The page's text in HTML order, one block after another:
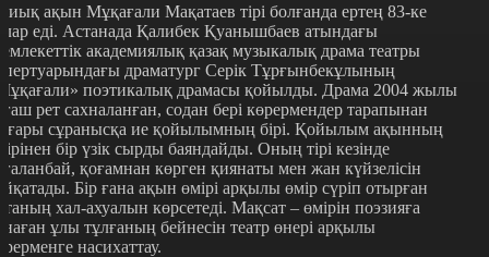
ақын Мұқағали Мақатаев тірі болғанда ертең 83-ке
еді. Астанада Қалибек Қуанышбаев атындағы
академиялық қазақ музыкалық драма театры
драматург Серік Тұрғынбекұлының
поэтикалық драмасы қойылды. Драма 2004 жылы
рет сахналанған, содан бері көрермендер тарапынан
сұранысқа ие қойылымның бірі. Қойылым ақынның
бір үзік сырды баяндайды. Оның тірі кезінде
қоғамнан көрген қиянаты мен жан күйзелісін
Бір ғана ақын өмірі арқылы өмір сүріп отырған
хал-ахуалын көрсетеді. Мақсат – өмірін поэзияға
ұлы тұлғаның бейнесін театр өнері арқылы
насихаттау.